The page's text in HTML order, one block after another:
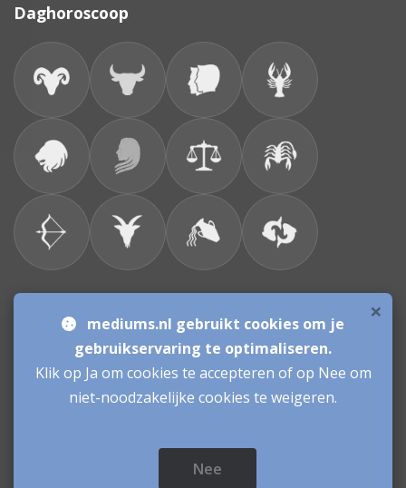
Daghoroscoop
Consulenten
Vacatures Mediums
Werken als Medium
© sinds 2006 - 2026
×
mediums.nl gebruikt cookies om je
gebruikservaring te optimaliseren.
Klik op Ja om cookies te accepteren of op Nee om
niet-noodzakelijke cookies te weigeren.
Nee